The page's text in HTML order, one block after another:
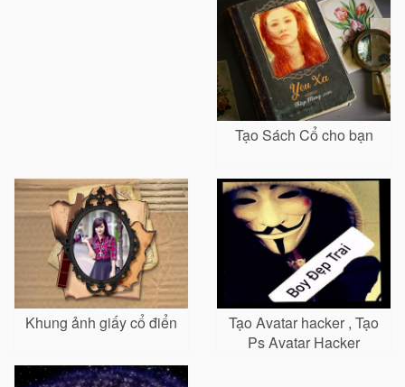
Tạo Sách Cổ cho bạn
Khung ảnh giấy cổ điển
Tạo Avatar hacker , Tạo
Ps Avatar Hacker